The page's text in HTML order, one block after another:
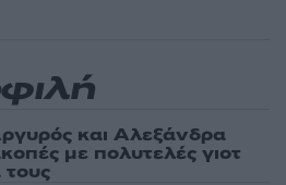
και Αλεξάνδρα
με πολυτελές γιοτ
τους